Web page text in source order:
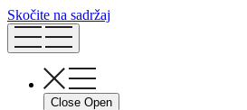
Skočite na sadržaj
Close Open